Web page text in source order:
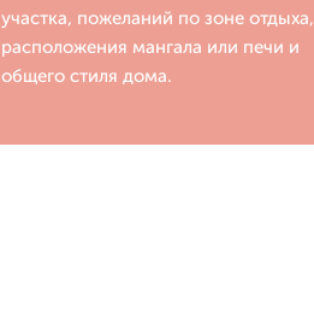
участка, пожеланий по зоне отдыха,
расположения мангала или печи и
общего стиля дома.